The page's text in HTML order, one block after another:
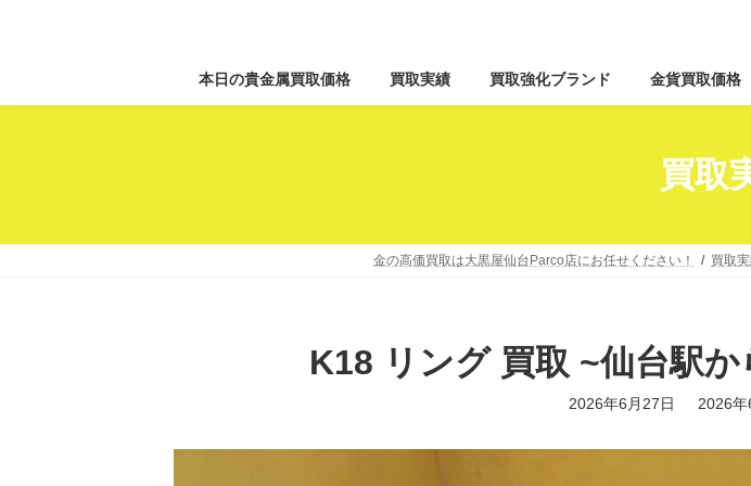
ン
テ
ツ
へ
ッ
プ
ビ
ゲ
シ
ョ
移
動
本日の貴金属買取価格 買取実績 買取強化ブランド 金貨買取価格
買取
金の高価買取は大黒屋仙台Parco店にお任せください！ 買取
K18 リング 買取 ~仙台駅
2026年6月27日
最
2026年